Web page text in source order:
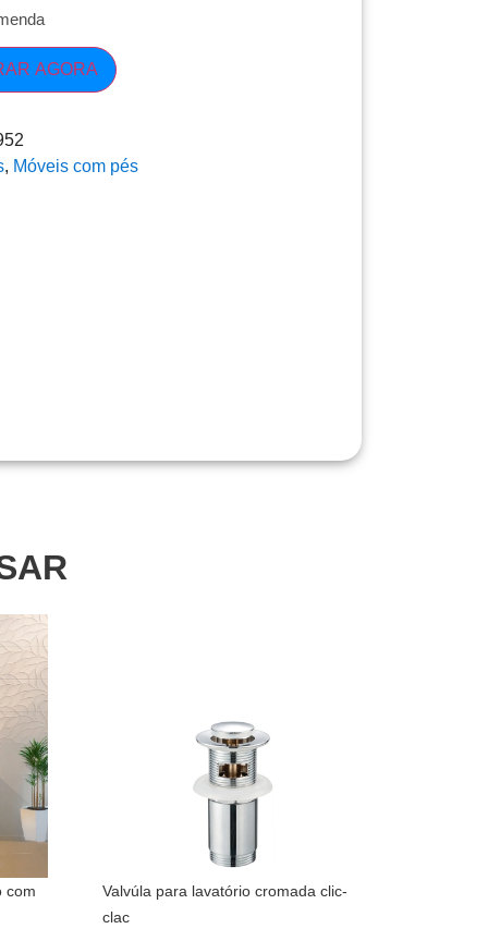
AGORA
, Móveis com pés
com
Valvúla para lavatório cromada clic-
clac